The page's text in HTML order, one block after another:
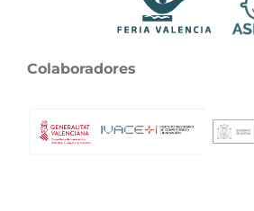
Colaboradores